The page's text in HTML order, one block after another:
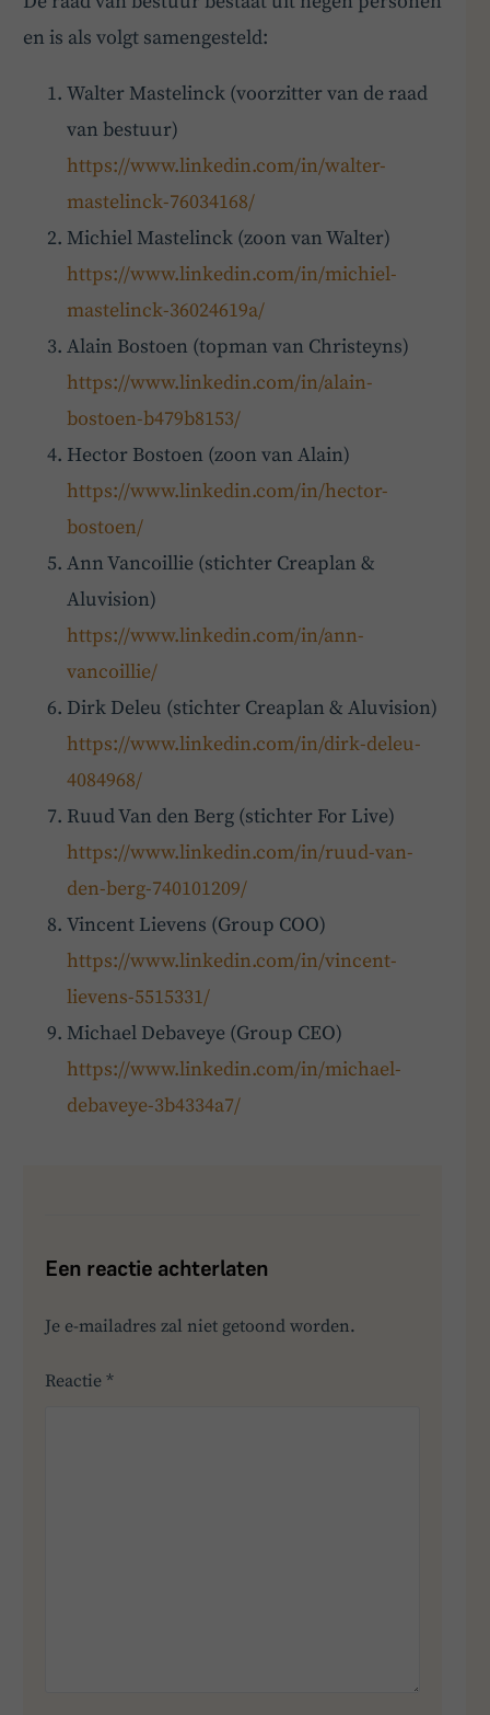
en is als volgt samengesteld:
Walter Mastelinck (voorzitter van de raad
van bestuur)
https://www.linkedin.com/in/walter-
mastelinck-76034168/
Michiel Mastelinck (zoon van Walter)
https://www.linkedin.com/in/michiel-
mastelinck-36024619a/
Alain Bostoen (topman van Christeyns)
https://www.linkedin.com/in/alain-
bostoen-b479b8153/
Hector Bostoen (zoon van Alain)
https://www.linkedin.com/in/hector-
bostoen/
Ann Vancoillie (stichter Creaplan &
Aluvision)
https://www.linkedin.com/in/ann-
vancoillie/
Dirk Deleu (stichter Creaplan & Aluvision)
https://www.linkedin.com/in/dirk-deleu-
4084968/
Ruud Van den Berg (stichter For Live)
https://www.linkedin.com/in/ruud-van-
den-berg-740101209/
Vincent Lievens (Group COO)
https://www.linkedin.com/in/vincent-
lievens-5515331/
Michael Debaveye (Group CEO)
https://www.linkedin.com/in/michael-
debaveye-3b4334a7/
Een reactie achterlaten
Je e-mailadres zal niet getoond worden.
Reactie*